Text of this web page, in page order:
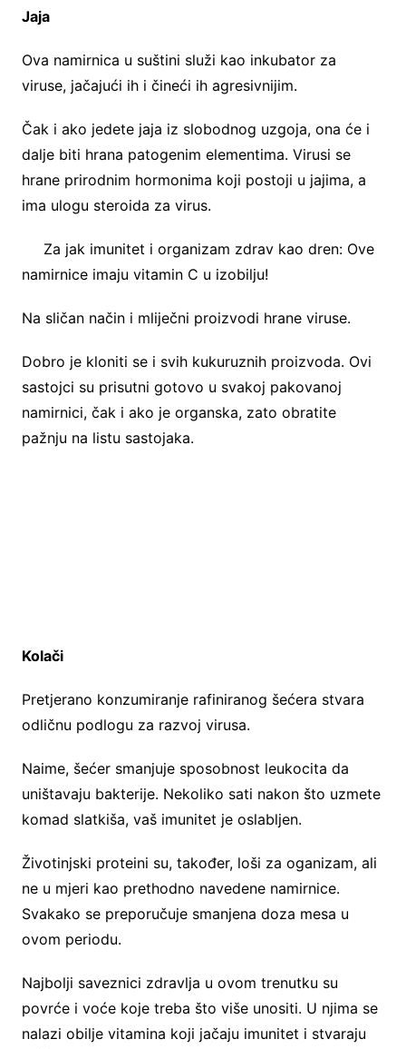
Jaja
Ova namirnica u suštini služi kao inkubator za
viruse, jačajući ih i čineći ih agresivnijim.
Čak i ako jedete jaja iz slobodnog uzgoja, ona će i
dalje biti hrana patogenim elementima. Virusi se
hrane prirodnim hormonima koji postoji u jajima, a
ima ulogu steroida za virus.
Za jak imunitet i organizam zdrav kao dren: Ove
namirnice imaju vitamin C u izobilju!
Na sličan način i mliječni proizvodi hrane viruse.
Dobro je kloniti se i svih kukuruznih proizvoda. Ovi
sastojci su prisutni gotovo u svakoj pakovanoj
namirnici, čak i ako je organska, zato obratite
pažnju na listu sastojaka.
Kolači
Pretjerano konzumiranje rafiniranog šećera stvara
odličnu podlogu za razvoj virusa.
Naime, šećer smanjuje sposobnost leukocita da
uništavaju bakterije. Nekoliko sati nakon što uzmete
komad slatkiša, vaš imunitet je oslabljen.
Životinjski proteini su, također, loši za oganizam, ali
ne u mjeri kao prethodno navedene namirnice.
Svakako se preporučuje smanjena doza mesa u
ovom periodu.
Najbolji saveznici zdravlja u ovom trenutku su
povrće i voće koje treba što više unositi. U njima se
nalazi obilje vitamina koji jačaju imunitet i stvaraju